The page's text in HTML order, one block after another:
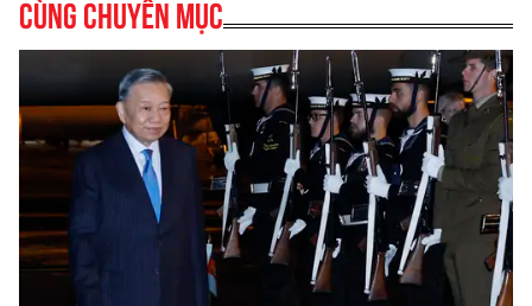
Cùng chuyên mục